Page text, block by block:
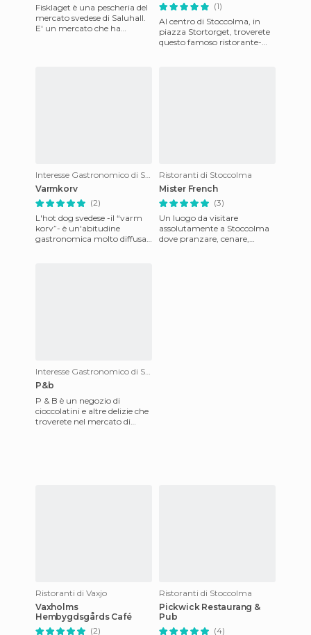
Fisklaget è una pescheria del
mercato svedese di Saluhall.
E' un mercato che ha
(1)
Al centro di Stoccolma, in
piazza Stortorget, troverete
questo famoso ristorante-
Interesse Gastronomico di Stoccolma
Varmkorv
(2)
L'hot dog svedese -il “varm
korv”- è un'abitudine
gastronomica molto diffusa
Ristoranti di Stoccolma
Mister French
(3)
Un luogo da visitare
assolutamente a Stoccolma
dove pranzare, cenare,
Interesse Gastronomico di Stoccolma
P&b
P & B è un negozio di
cioccolatini e altre delizie che
troverete nel mercato di
Ristoranti di Vaxjo
Vaxholms
Hembygdsgårds Café
(2)
Ristoranti di Stoccolma
Pickwick Restaurang &
Pub
(4)